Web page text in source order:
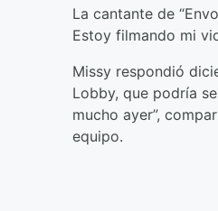
La cantante de
Estoy filmando mi
Missy respondió
Lobby, que podría
mucho ayer”,
equipo.